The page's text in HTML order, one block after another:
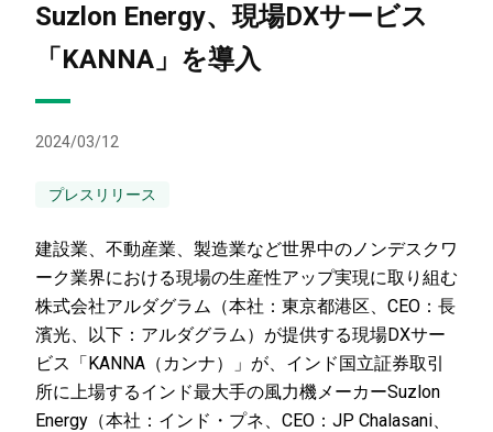
Suzlon Energy、現場DXサービス
「KANNA」を導入
2024/03/12
プレスリリース
建設業、不動産業、製造業など世界中のノンデスクワ
ーク業界における現場の生産性アップ実現に取り組む
株式会社アルダグラム（本社：東京都港区、CEO：長
濱光、以下：アルダグラム）が提供する現場DXサー
ビス「KANNA（カンナ）」が、インド国立証券取引
所に上場するインド最大手の風力機メーカーSuzlon
Energy（本社：インド・プネ、CEO：JP Chalasani、